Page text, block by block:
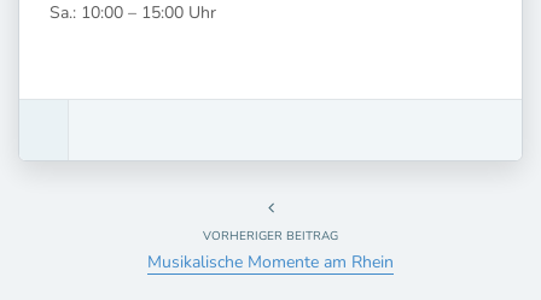
Sa.: 10:00 – 15:00 Uhr
VORHERIGER BEITRAG
Musikalische Momente am Rhein